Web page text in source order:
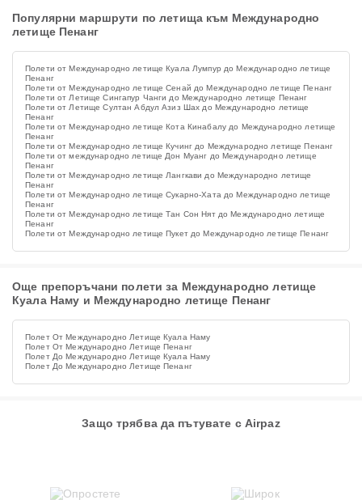
Популярни маршрути по летища към Международно
летище Пенанг
Полети от Международно летище Куала Лумпур до Международно летище
Пенанг
Полети от Международно летище Сенай до Международно летище Пенанг
Полети от Летище Сингапур Чанги до Международно летище Пенанг
Полети от Летище Султан Абдул Азиз Шах до Международно летище
Пенанг
Полети от Международно летище Кота Кинабалу до Международно летище
Пенанг
Полети от Международно летище Кучинг до Международно летище Пенанг
Полети от международно летище Дон Муанг до Международно летище
Пенанг
Полети от Международно летище Лангкави до Международно летище
Пенанг
Полети от Международно летище Сукарно-Хата до Международно летище
Пенанг
Полети от Международно летище Тан Сон Нят до Международно летище
Пенанг
Полети от Международно летище Пукет до Международно летище Пенанг
Още препоръчани полети за Международно летище
Куала Наму и Международно летище Пенанг
Полет От Международно Летище Куала Наму
Полет От Международно Летище Пенанг
Полет До Международно Летище Куала Наму
Полет До Международно Летище Пенанг
Защо трябва да пътувате с Airpaz